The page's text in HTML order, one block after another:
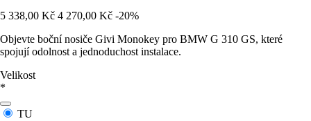
5 338,00 Kč 4 270,00 Kč -20%
Objevte boční nosiče Givi Monokey pro BMW G 310 GS, které
spojují odolnost a jednoduchost instalace.
Velikost
*
TU